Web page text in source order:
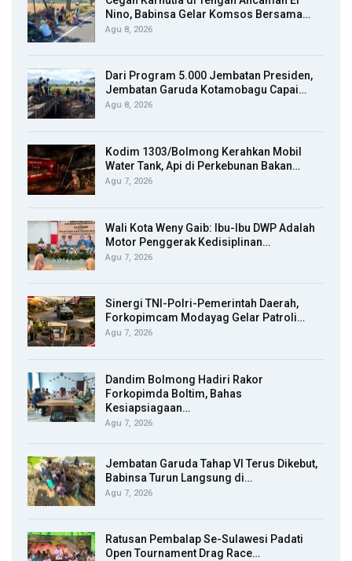
Nino, Babinsa Gelar Komsos Bersama…
Agu 8, 2026
Dari Program 5.000 Jembatan Presiden,
Jembatan Garuda Kotamobagu Capai…
Agu 8, 2026
Kodim 1303/Bolmong Kerahkan Mobil
Water Tank, Api di Perkebunan Bakan…
Agu 7, 2026
Wali Kota Weny Gaib: Ibu-Ibu DWP Adalah
Motor Penggerak Kedisiplinan…
Agu 7, 2026
Sinergi TNI-Polri-Pemerintah Daerah,
Forkopimcam Modayag Gelar Patroli…
Agu 7, 2026
Dandim Bolmong Hadiri Rakor
Forkopimda Boltim, Bahas
Kesiapsiagaan…
Agu 7, 2026
Jembatan Garuda Tahap VI Terus Dikebut,
Babinsa Turun Langsung di…
Agu 7, 2026
Ratusan Pembalap Se-Sulawesi Padati
Open Tournament Drag Race…